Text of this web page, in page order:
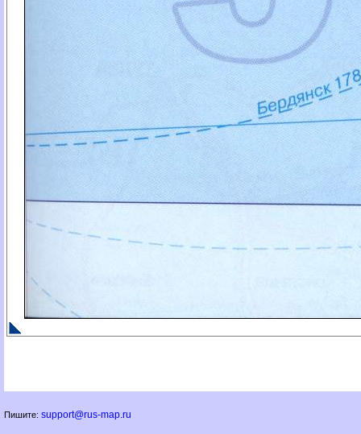
Пишите: support@rus-map.ru